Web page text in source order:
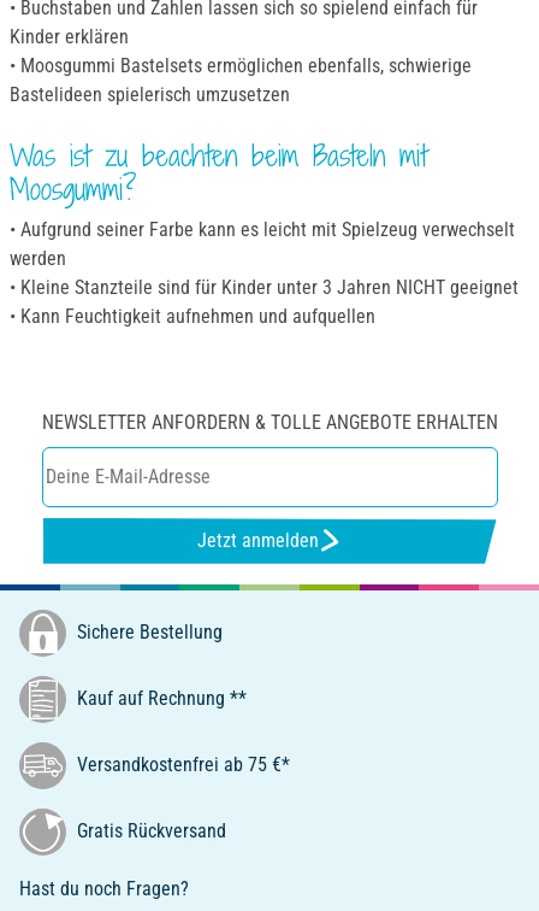
• Buchstaben und Zahlen lassen sich so spielend einfach für
Kinder erklären
• Moosgummi Bastelsets ermöglichen ebenfalls, schwierige
Bastelideen spielerisch umzusetzen
Was ist zu beachten beim Basteln mit
Moosgummi?
• Aufgrund seiner Farbe kann es leicht mit Spielzeug verwechselt
werden
• Kleine Stanzteile sind für Kinder unter 3 Jahren NICHT geeignet
• Kann Feuchtigkeit aufnehmen und aufquellen
NEWSLETTER ANFORDERN & TOLLE ANGEBOTE ERHALTEN
Jetzt anmelden
Sichere Bestellung
Kauf auf Rechnung **
Versandkostenfrei ab 75 €*
Gratis Rückversand
Hast du noch Fragen?